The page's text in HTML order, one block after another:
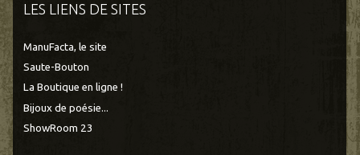
LES LIENS DE SITES
ManuFacta, le site
Saute-Bouton
La Boutique en ligne !
Bijoux de poésie...
ShowRoom 23